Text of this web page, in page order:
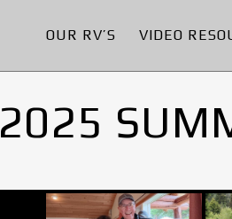
OUR RV’S VIDEO
2025